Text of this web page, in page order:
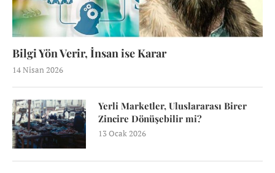
Bilgi Yön Verir, İnsan ise Karar
14 Nisan 2026
Yerli Marketler, Uluslararası Birer
Zincire Dönüşebilir mi?
13 Ocak 2026